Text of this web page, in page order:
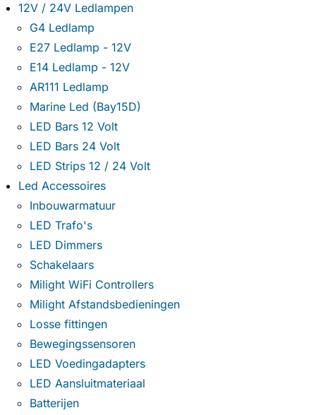
12V / 24V Ledlampen
G4 Ledlamp
E27 Ledlamp - 12V
E14 Ledlamp - 12V
AR111 Ledlamp
Marine Led (Bay15D)
LED Bars 12 Volt
LED Bars 24 Volt
LED Strips 12 / 24 Volt
Led Accessoires
Inbouwarmatuur
LED Trafo's
LED Dimmers
Schakelaars
Milight WiFi Controllers
Milight Afstandsbedieningen
Losse fittingen
Bewegingssensoren
LED Voedingadapters
LED Aansluitmateriaal
Batterijen